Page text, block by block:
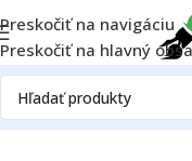
Preskočiť na navigáciu
Preskočiť na hlavný
DomovOFF ROAD